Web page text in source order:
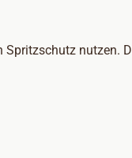
nutzen.